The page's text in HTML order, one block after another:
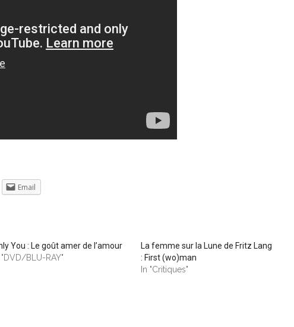
Email
You : Le goût amer de l’amour
"DVD/BLU-RAY"
La femme sur la Lune de Fritz Lang
: First (wo)man
In "Critiques"